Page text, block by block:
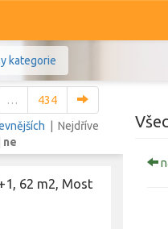
kategorie
…
434
| Nejdříve
ne
62 m2, Most